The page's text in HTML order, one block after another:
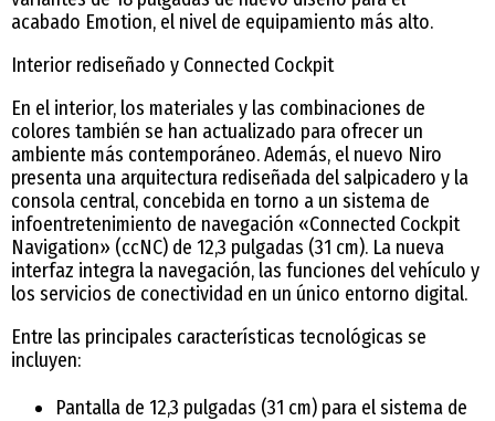
acabado Emotion, el nivel de equipamiento más alto.
Interior rediseñado y Connected Cockpit
En el interior, los materiales y las combinaciones de
colores también se han actualizado para ofrecer un
ambiente más contemporáneo. Además, el nuevo Niro
presenta una arquitectura rediseñada del salpicadero y la
consola central, concebida en torno a un sistema de
infoentretenimiento de navegación «Connected Cockpit
Navigation» (ccNC) de 12,3 pulgadas (31 cm). La nueva
interfaz integra la navegación, las funciones del vehículo y
los servicios de conectividad en un único entorno digital.
Entre las principales características tecnológicas se
incluyen:
Pantalla de 12,3 pulgadas (31 cm) para el sistema de